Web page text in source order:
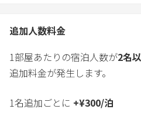
追加人数料金
1部屋あたりの宿泊人数が2名
追加料金が発生します。
1名追加ごとに +¥300/泊